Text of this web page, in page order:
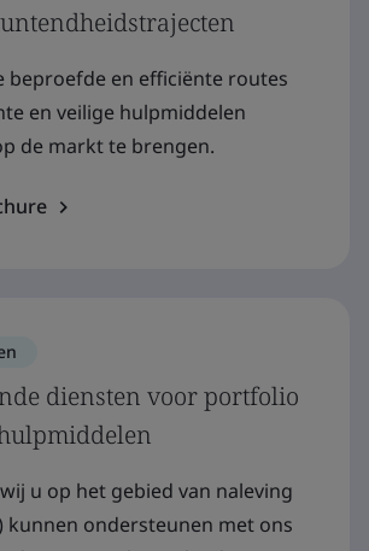
beproefde en efficiënte routes
en veilige hulpmiddelen
de markt te brengen.
diensten voor portfolio
u op het gebied van naleving
kunnen ondersteunen met ons